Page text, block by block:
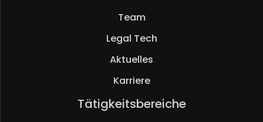
Team
Legal Tech
Aktuelles
Karriere
Tätigkeitsbereiche